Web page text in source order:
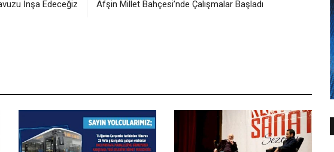
İnşa Edeceğiz Afşin Millet Bahçesi’nde Çalışmalar Başladı